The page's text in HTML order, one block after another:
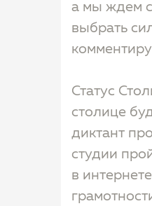
а мы ждем
выбрать
Статус
столице
диктант
студии
в